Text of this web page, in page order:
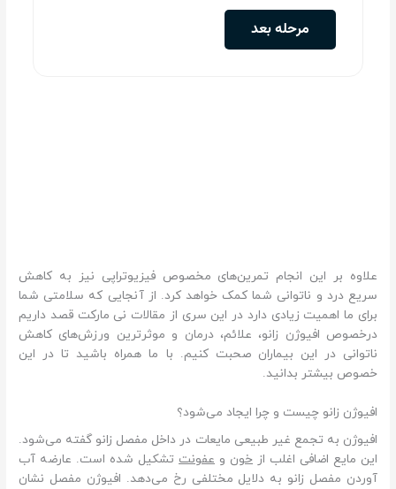
علاوه بر این انجام تمرین‌های مخصوص فیزیوتراپی نیز به کاهش
سریع درد و ناتوانی شما کمک خواهد کرد. از آنجایی که سلامتی شما
برای ما اهمیت زیادی دارد در این سری از مقالات نی مارکت قصد داریم
درخصوص افیوژن زانو، علائم، درمان و موثرترین ورزش‌های کاهش
ناتوانی در این بیماران صحبت کنیم. با ما همراه باشید تا در این
خصوص بیشتر بدانید.
افیوژن زانو چیست و چرا ایجاد می‌شود؟
افیوژن به تجمع غیر طبیعی مایعات در داخل مفصل زانو گفته می‌شود.
این مایع اضافی اغلب از خون و عفونتتشکیل شده است. عارضه آب
آوردن مفصل زانو به دلایل مختلفی رخ می‌دهد. افیوژن مفصل نشان